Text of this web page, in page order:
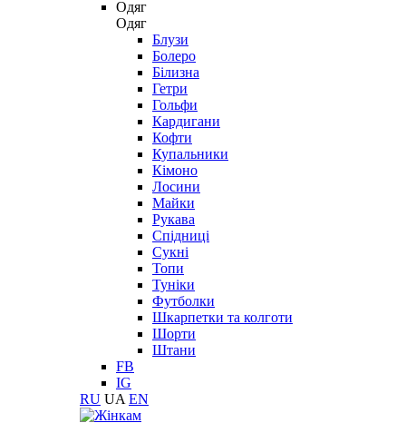
Одяг
Одяг
Блузи
Болеро
Білизна
Гетри
Гольфи
Кардигани
Кофти
Купальники
Кімоно
Лосини
Майки
Рукава
Спідниці
Сукні
Топи
Туніки
Футболки
Шкарпетки та колготи
Шорти
Штани
FB
IG
RU UA EN